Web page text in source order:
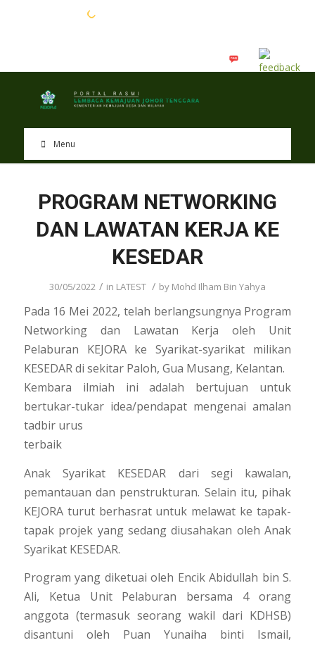
Menu
PROGRAM NETWORKING
DAN LAWATAN KERJA KE
KESEDAR
30/05/2022 / in LATEST / by Mohd Ilham Bin Yahya
Pada 16 Mei 2022, telah berlangsungnya Program
Networking dan Lawatan Kerja oleh Unit
Pelaburan KEJORA ke Syarikat-syarikat milikan
KESEDAR di sekitar Paloh, Gua Musang, Kelantan.
Kembara ilmiah ini adalah bertujuan untuk
bertukar-tukar idea/pendapat mengenai amalan
tadbir urus
terbaik
Anak Syarikat KESEDAR dari segi kawalan,
pemantauan dan penstrukturan. Selain itu, pihak
KEJORA turut berhasrat untuk melawat ke tapak-
tapak projek yang sedang diusahakan oleh Anak
Syarikat KESEDAR.
Program yang diketuai oleh Encik Abidullah bin S.
Ali, Ketua Unit Pelaburan bersama 4 orang
anggota (termasuk seorang wakil dari KDHSB)
disantuni oleh Puan Yunaiha binti Ismail,